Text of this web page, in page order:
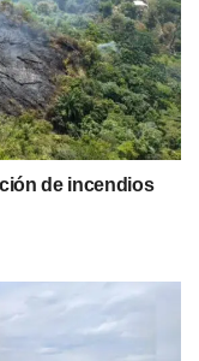
de incendios